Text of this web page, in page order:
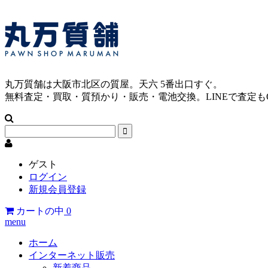
丸万質舗は大阪市北区の質屋。天六 5番出口すぐ。
無料査定・買取・質預かり・販売・電池交換。LINEで査定
ゲスト
ログイン
新規会員登録
カートの中 0
menu
ホーム
インターネット販売